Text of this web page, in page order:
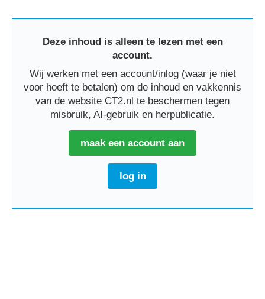
Deze inhoud is alleen te lezen met een
account.
Wij werken met een account/inlog (waar je niet
voor hoeft te betalen) om de inhoud en vakkennis
van de website CT2.nl te beschermen tegen
misbruik, AI-gebruik en herpublicatie.
maak een account aan
log in